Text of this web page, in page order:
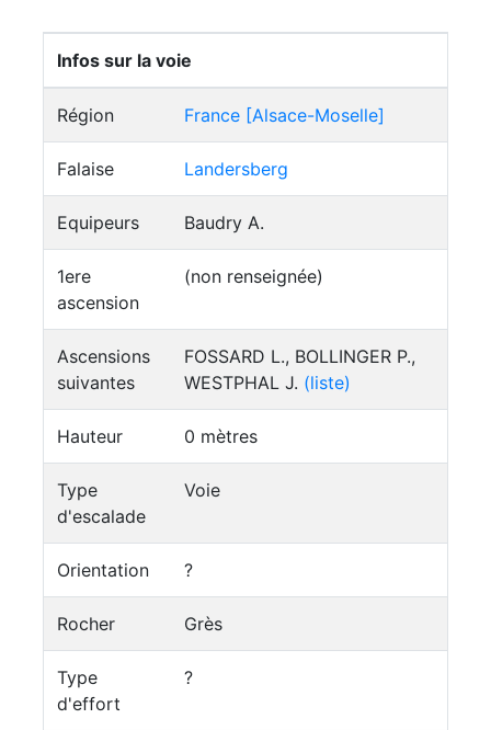
Infos sur la voie
Région France [Alsace-Moselle]
Falaise Landersberg
Equipeurs Baudry A.
1ere
ascension
(non renseignée)
Ascensions
suivantes
FOSSARD L., BOLLINGER P.,
WESTPHAL J. (liste)
Hauteur 0 mètres
Type
d'escalade
Voie
Orientation ?
Rocher Grès
Type
d'effort
?